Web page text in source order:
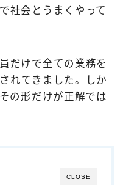
社会とうまくやって
だけで全ての業務を
れてきました。しか
の形だけが正解では
CLOSE